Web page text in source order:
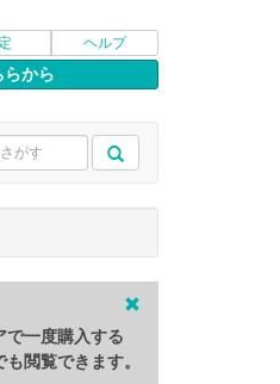
ヘルプ
らから
で一度購入する
閲覧できます。